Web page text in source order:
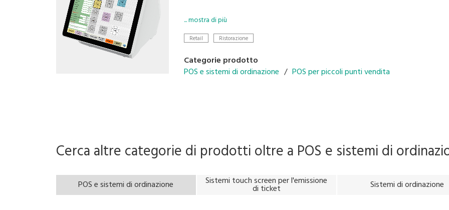
Modernise your business with the latest DIGI technologies designed to
• Configurable operation menu and table management system
• Avenue for in-store promotions on customer display
• Scalable configuration with cloud backend-solutions
... mostra di più
Retail Ristorazione
Categorie prodotto
POS e sistemi di ordinazione
POS per piccoli punti vendita
Cerca altre categorie di prodotti oltre a POS e sistemi di
POS e sistemi di ordinazione Sistemi touch screen per l'emissione
di ticket Sistemi di ordinazione